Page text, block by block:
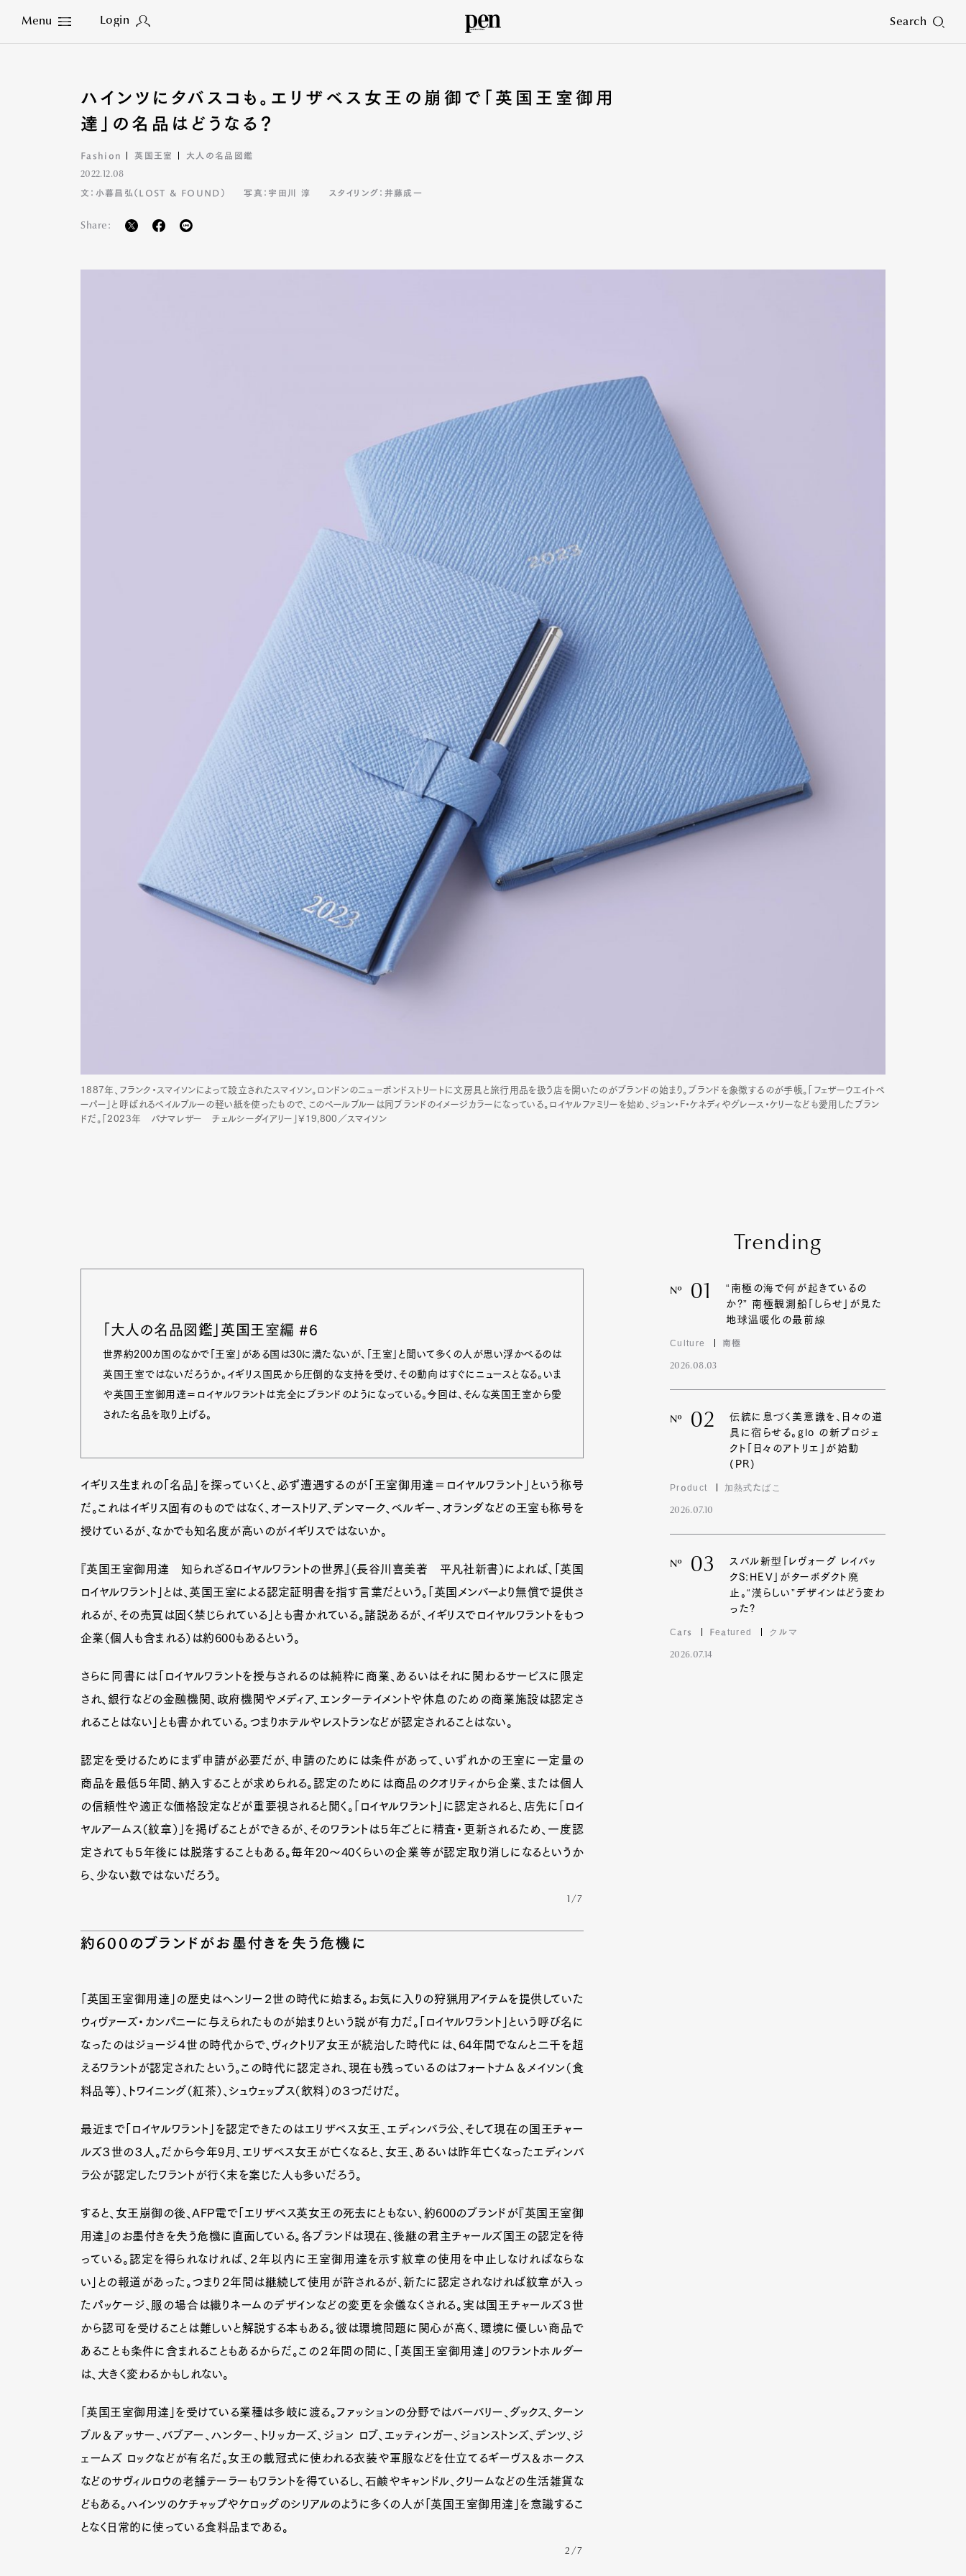
Menu Login Search
Close
Art&Design
Gourmet
Cars Product
Culture
Lifestyle
Pen Membership Magazine Official Columnist
ハインツにタバスコも。エリザベス女王の崩御で「英国王室御用
達」の名品はどうなる？
Fashion 英国王室 大人の名品図鑑
2022.12.08
文：小暮昌弘（LOST & FOUND） 写真：宇田川 淳 スタイリング：井藤成一
Share:
1887年、フランク・スマイソンによって設立されたスマイソン。ロンドンのニューボンドストリートに文房具と旅行用品を扱う店を開いたのがブランドの始まり。ブランドを象徴するのが手帳。「フェザーウエイトペ
ーパー」と呼ばれるペイルブルーの軽い紙を使ったもので、このペールブルーは同ブランドのイメージカラーになっている。ロイヤルファミリーを始め、ジョン・F・ケネディやグレース・ケリーなども愛用したブラン
ドだ。「2023年 パナマレザー チェルシーダイアリー」¥19,800／スマイソン
「大人の名品図鑑」英国王室編 #6
世界約200カ国のなかで「王室」がある国は30に満たないが、「王室」と聞いて多くの人が思い浮かべるのは
英国王室ではないだろうか。イギリス国民から圧倒的な支持を受け、その動向はすぐにニュースとなる。いま
や英国王室御用達＝ロイヤルワラントは完全にブランドのようになっている。今回は、そんな英国王室から愛
された名品を取り上げる。
イギリス生まれの「名品」を探っていくと、必ず遭遇するのが「王室御用達＝ロイヤルワラント」という称号
だ。これはイギリス固有のものではなく、オーストリア、デンマーク、ベルギー、オランダなどの王室も称号を
授けているが、なかでも知名度が高いのがイギリスではないか。
『英国王室御用達 知られざるロイヤルワラントの世界』（長谷川喜美著 平凡社新書）によれば、「英国
ロイヤルワラント」とは、英国王室による認定証明書を指す言葉だという。「英国メンバーより無償で提供さ
れるが、その売買は固く禁じられている」とも書かれている。諸説あるが、イギリスでロイヤルワラントをもつ
企業（個人も含まれる）は約600もあるという。
さらに同書には「ロイヤルワラントを授与されるのは純粋に商業、あるいはそれに関わるサービスに限定
され、銀行などの金融機関、政府機関やメディア、エンターテイメントや休息のための商業施設は認定さ
れることはない」とも書かれている。つまりホテルやレストランなどが認定されることはない。
認定を受けるためにまず申請が必要だが、申請のためには条件があって、いずれかの王室に一定量の
商品を最低５年間、納入することが求められる。認定のためには商品のクオリティから企業、または個人
の信頼性や適正な価格設定などが重要視されると聞く。「ロイヤルワラント」に認定されると、店先に「ロイ
ヤルアームス（紋章）」を掲げることができるが、そのワラントは５年ごとに精査・更新されるため、一度認
定されても５年後には脱落することもある。毎年20〜40くらいの企業等が認定取り消しになるというか
ら、少ない数ではないだろう。
1/7
約600のブランドがお墨付きを失う危機に
「英国王室御用達」の歴史はヘンリー２世の時代に始まる。お気に入りの狩猟用アイテムを提供していた
ウィヴァーズ・カンパニーに与えられたものが始まりという説が有力だ。「ロイヤルワラント」という呼び名に
なったのはジョージ４世の時代からで、ヴィクトリア女王が統治した時代には、64年間でなんと二千を超
えるワラントが認定されたという。この時代に認定され、現在も残っているのはフォートナム＆メイソン（食
料品等）、トワイニング（紅茶）、シュウェップス（飲料）の３つだけだ。
最近まで「ロイヤルワラント」を認定できたのはエリザベス女王、エディンバラ公、そして現在の国王チャー
ルズ３世の３人。だから今年9月、エリザベス女王が亡くなると、女王、あるいは昨年亡くなったエディンバ
ラ公が認定したワラントが行く末を案じた人も多いだろう。
すると、女王崩御の後、AFP電で「エリザベス英女王の死去にともない、約600のブランドが『英国王室御
用達』のお墨付きを失う危機に直面している。各ブランドは現在、後継の君主チャールズ国王の認定を待
っている。認定を得られなければ、２年以内に王室御用達を示す紋章の使用を中止しなければならな
い」との報道があった。つまり２年間は継続して使用が許されるが、新たに認定されなければ紋章が入っ
たパッケージ、服の場合は織りネームのデザインなどの変更を余儀なくされる。実は国王チャールズ３世
から認可を受けることは難しいと解説する本もある。彼は環境問題に関心が高く、環境に優しい商品で
あることも条件に含まれることもあるからだ。この２年間の間に、「英国王室御用達」のワラントホルダー
は、大きく変わるかもしれない。
「英国王室御用達」を受けている業種は多岐に渡る。ファッションの分野ではバーバリー、ダックス、ターン
ブル＆アッサー、バブアー、ハンター、トリッカーズ、ジョン ロブ、エッティンガー、ジョンストンズ、デンツ、ジ
ェームズ ロックなどが有名だ。女王の戴冠式に使われる衣装や軍服などを仕立てるギーヴス＆ホークス
などのサヴィルロウの老舗テーラーもワラントを得ているし、石鹸やキャンドル、クリームなどの生活雑貨な
どもある。ハインツのケチャップやケロッグのシリアルのように多くの人が「英国王室御用達」を意識するこ
となく日常的に使っている食料品まである。
2/7
Trending
Nº 01
“南極の海で何が起きているの
か?” 南極観測船「しらせ」が見た
地球温暖化の最前線
Culture 南極
2026.08.03
Nº 02
伝統に息づく美意識を、日々の道
具に宿らせる。glo の新プロジェ
クト「日々のアトリエ」が始動
(PR)
Product 加熱式たばこ
2026.07.10
Nº 03
スバル新型「レヴォーグ レイバッ
クS:HEV」がターボダクト廃
止。“漢らしい”デザインはどう変わ
った?
Cars Featured クルマ
2026.07.14